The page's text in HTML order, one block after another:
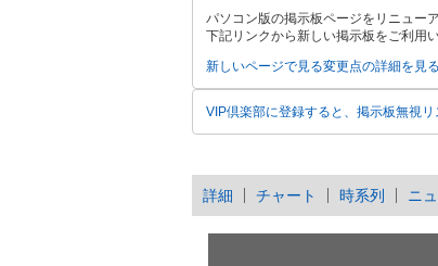
パソコン版の掲示板ページをリニュー
下記リンクから新しい掲示板をご利用
新しいページで見る変更点の詳細を見る
VIP倶楽部に登録すると、掲示板無視
詳細 チャート 時系列 ニ